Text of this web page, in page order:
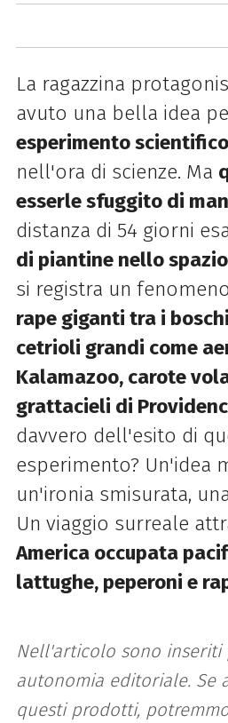
La ragazzina
avuto una bella idea
esperimento scientifico
nell'ora di scienze. Ma
esserle sfuggito di
distanza di 54 giorni
di piantine nello spazio
si registra un
rape giganti tra i
cetrioli grandi come
Kalamazoo, carote
grattacieli di
davvero dell'esito di
esperimento? Un'idea
un'ironia smisurata,
Un viaggio surreale
America occupata
lattughe, peperoni e
Nell'articolo sono
autonomia editoriale. Se
questi prodotti,